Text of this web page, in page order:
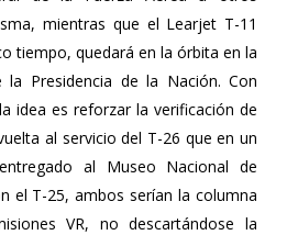
mientras que el Learjet T-11
tiempo, quedará en la órbita en la
la Presidencia de la Nación. Con
idea es reforzar la verificación de
al servicio del T-26 que en un
al Museo Nacional de
el T-25, ambos serían la columna
VR, no descartándose la